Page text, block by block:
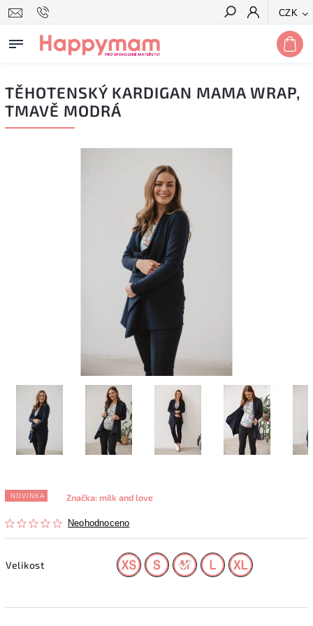
CZK
Hledat
TĚHOTENSKÝ KARDIGAN MAMA WRAP,
TMAVĚ MODRÁ
NOVINKA
Neohodnoceno
Značka: milk and love
Velikost